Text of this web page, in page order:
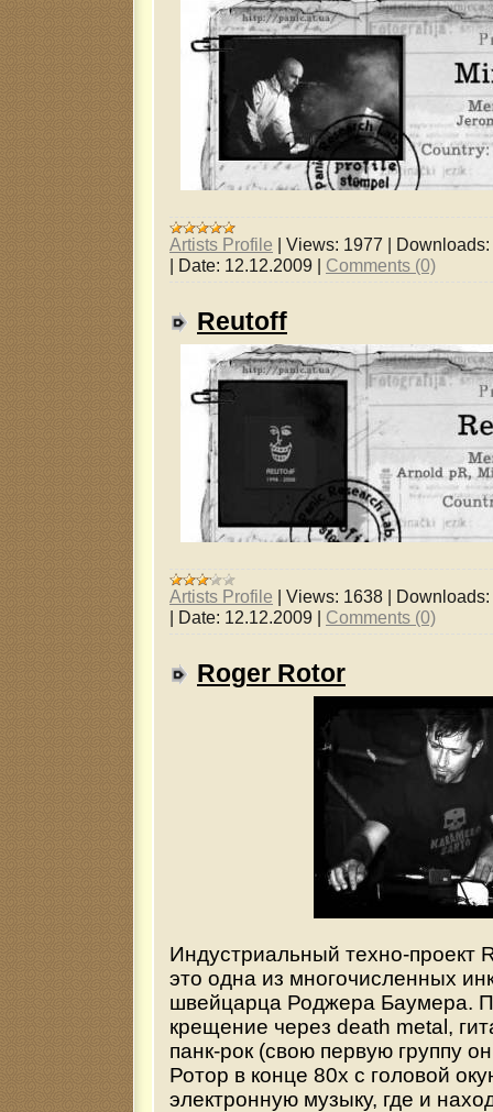
Artists Profile | Views: 1977 | Downloads:
| Date: 12.12.2009 | Comments (0)
Reutoff
Artists Profile | Views: 1638 | Downloads:
| Date: 12.12.2009 | Comments (0)
Roger Rotor
Индустриальный техно-проект
это одна из многочисленных
швейцарца Роджера Баумера.
крещение через death metal,
панк-рок (свою первую группу
Ротор в конце 80х с головой
электронную музыку, где и